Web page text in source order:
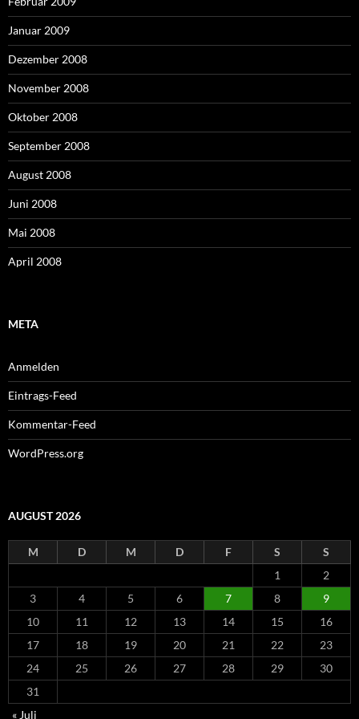
Januar 2009
Dezember 2008
November 2008
Oktober 2008
September 2008
August 2008
Juni 2008
Mai 2008
April 2008
META
Anmelden
Eintrags-Feed
Kommentar-Feed
WordPress.org
AUGUST 2026
M D M D F S
S
1
2
3
4 5 6 7 8
9
10
11 12 13 14 15
16
17
18 19 20 21 22
23
24
25 26 27 28 29
30
31
« Juli